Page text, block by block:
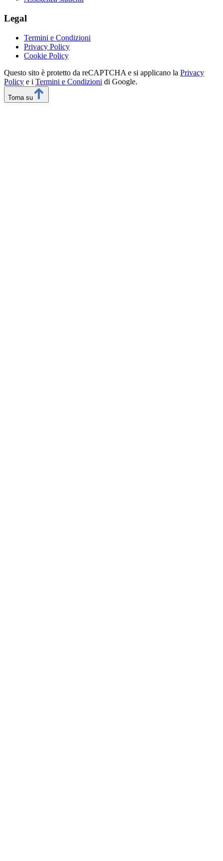
Legal
Termini e Condizioni
Privacy Policy
Cookie Policy
Questo sito è protetto da reCAPTCHA e si applicano la Privacy
Policy e i Termini e Condizioni di Google.
Torna su